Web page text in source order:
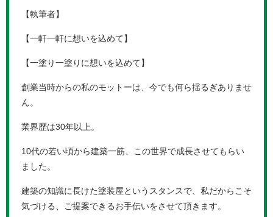
【執筆者】
【一軒一軒に想いを込めて】
【一塗り一塗りに想いを込めて】
創業当時からの私のモットーは、今でも何ら揺るぎありませ
ん。
業界歴は30年以上。
10代の若い頃から建築一筋、この世界で成長させてもらい
ました。
建築の知識に長けた塗装屋というスタンスで、私だからこそ
気づける、ご提案できるお手伝いをさせて頂きます。